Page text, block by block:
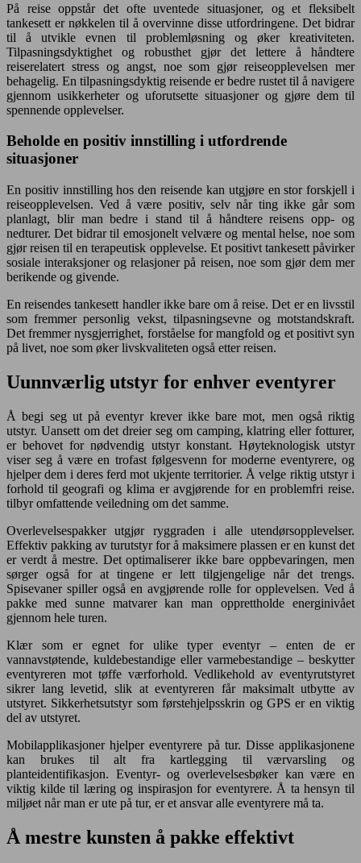
På reise oppstår det ofte uventede situasjoner, og et fleksibelt
tankesett er nøkkelen til å overvinne disse utfordringene. Det bidrar
til å utvikle evnen til problemløsning og øker kreativiteten.
Tilpasningsdyktighet og robusthet gjør det lettere å håndtere
reiserelatert stress og angst, noe som gjør reiseopplevelsen mer
behagelig. En tilpasningsdyktig reisende er bedre rustet til å navigere
gjennom usikkerheter og uforutsette situasjoner og gjøre dem til
spennende opplevelser.
Beholde en positiv innstilling i utfordrende
situasjoner
En positiv innstilling hos den reisende kan utgjøre en stor forskjell i
reiseopplevelsen. Ved å være positiv, selv når ting ikke går som
planlagt, blir man bedre i stand til å håndtere reisens opp- og
nedturer. Det bidrar til emosjonelt velvære og mental helse, noe som
gjør reisen til en terapeutisk opplevelse. Et positivt tankesett påvirker
sosiale interaksjoner og relasjoner på reisen, noe som gjør dem mer
berikende og givende.
En reisendes tankesett handler ikke bare om å reise. Det er en livsstil
som fremmer personlig vekst, tilpasningsevne og motstandskraft.
Det fremmer nysgjerrighet, forståelse for mangfold og et positivt syn
på livet, noe som øker livskvaliteten også etter reisen.
Uunnværlig utstyr for enhver eventyrer
Å begi seg ut på eventyr krever ikke bare mot, men også riktig
utstyr. Uansett om det dreier seg om camping, klatring eller fotturer,
er behovet for nødvendig utstyr konstant. Høyteknologisk utstyr
viser seg å være en trofast følgesvenn for moderne eventyrere, og
hjelper dem i deres ferd mot ukjente territorier. Å velge riktig utstyr i
forhold til geografi og klima er avgjørende for en problemfri reise.
tilbyr omfattende veiledning om det samme.
Overlevelsespakker utgjør ryggraden i alle utendørsopplevelser.
Effektiv pakking av turutstyr for å maksimere plassen er en kunst det
er verdt å mestre. Det optimaliserer ikke bare oppbevaringen, men
sørger også for at tingene er lett tilgjengelige når det trengs.
Spisevaner spiller også en avgjørende rolle for opplevelsen. Ved å
pakke med sunne matvarer kan man opprettholde energinivået
gjennom hele turen.
Klær som er egnet for ulike typer eventyr – enten de er
vannavstøtende, kuldebestandige eller varmebestandige – beskytter
eventyreren mot tøffe værforhold. Vedlikehold av eventyrutstyret
sikrer lang levetid, slik at eventyreren får maksimalt utbytte av
utstyret. Sikkerhetsutstyr som førstehjelpsskrin og GPS er en viktig
del av utstyret.
Mobilapplikasjoner hjelper eventyrere på tur. Disse applikasjonene
kan brukes til alt fra kartlegging til værvarsling og
planteidentifikasjon. Eventyr- og overlevelsesbøker kan være en
viktig kilde til læring og inspirasjon for eventyrere. Å ta hensyn til
miljøet når man er ute på tur, er et ansvar alle eventyrere må ta.
Å mestre kunsten å pakke effektivt